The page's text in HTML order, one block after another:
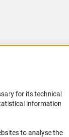
for its technical
information
to analyse the